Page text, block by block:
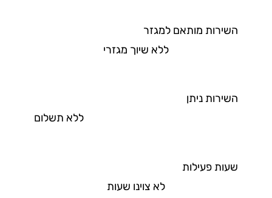
השירות מותאם למגזר
ללא שיוך מגזרי
השירות ניתן
ללא תשלום
שעות פעילות
לא צוינו שעות